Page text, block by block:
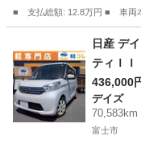
■ 支払総額: 12.8万円 ■ 車
モコ
日産 デ
ティＩ
ー 左側
ップ エ
ートエ
オーデ
436,000
デイズ
70,583km
富士市